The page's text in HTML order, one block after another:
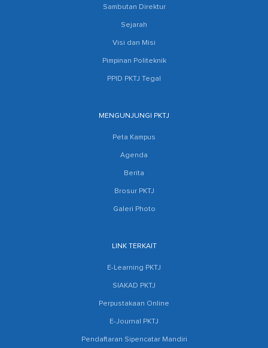
Sambutan Direktur
Sejarah
Visi dan Misi
Pimpinan Politeknik
PPID PKTJ Tegal
MENGUNJUNGI PKTJ
Peta Kampus
Agenda
Berita
Brosur PKTJ
Galeri Photo
LINK TERKAIT
E-Learning PKTJ
SIAKAD PKTJ
Perpustakaan Online
E-Journal PKTJ
Pendaftaran Sipencatar Mandiri